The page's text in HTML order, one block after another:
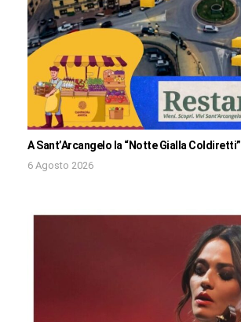
A Sant’Arcangelo la “Notte Gialla Coldiretti”
6 Agosto 2026